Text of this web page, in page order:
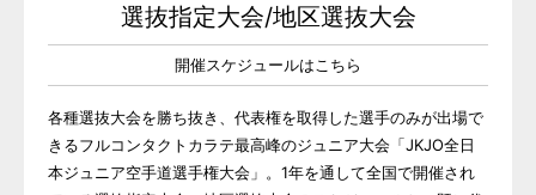
選抜指定大会/地区選抜大会
開催スケジュールはこちら
各種選抜大会を勝ち抜き、代表権を取得した選手のみが出場で
きるフルコンタクトカラテ最高峰のジュニア大会「JKJO全日
本ジュニア空手道選手権大会」。1年を通して全国で開催され